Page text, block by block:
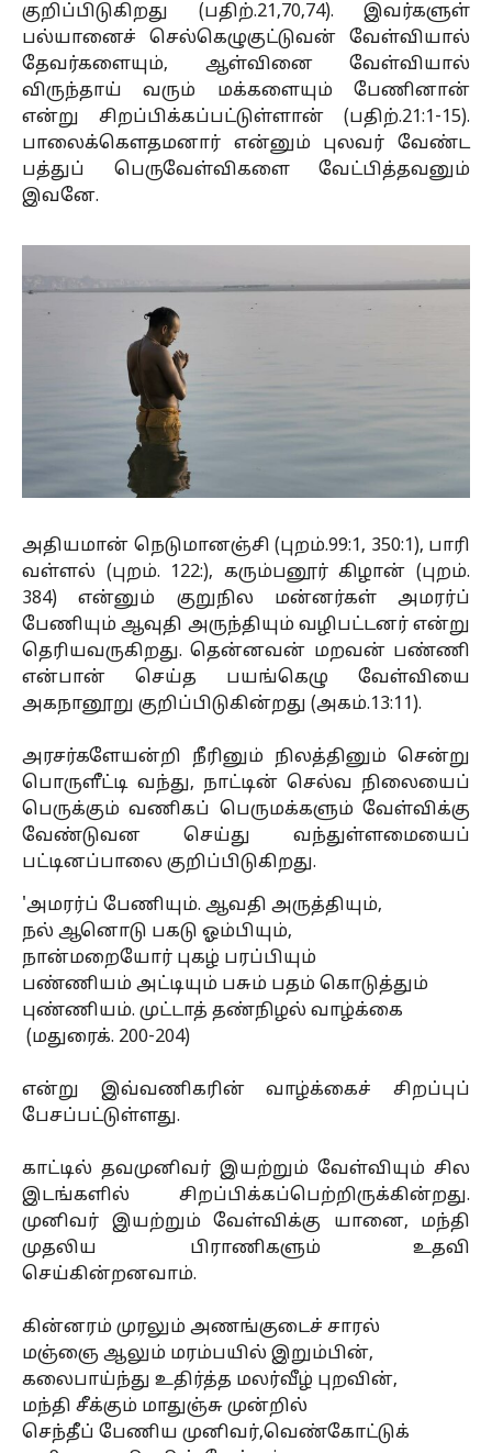
குறிப்பிடுகிறது (பதிற்.21,70,74). இவர்களுள்
பல்யானைச் செல்கெழுகுட்டுவன் வேள்வியால்
தேவர்களையும், ஆள்வினை வேள்வியால்
விருந்தாய் வரும் மக்களையும் பேணினான்
என்று சிறப்பிக்கப்பட்டுள்ளான் (பதிற்.21:1-15).
பாலைக்கெளதமனார் என்னும் புலவர் வேண்ட
பத்துப் பெருவேள்விகளை வேட்பித்தவனும்
இவனே.
அதியமான் நெடுமானஞ்சி (புறம்.99:1, 350:1), பாரி
வள்ளல் (புறம். 122:), கரும்பனூர் கிழான் (புறம்.
384) என்னும் குறுநில மன்னர்கள் அமரர்ப்
பேணியும் ஆவுதி அருந்தியும் வழிபட்டனர் என்று
தெரியவருகிறது. தென்னவன் மறவன் பண்ணி
என்பான் செய்த பயங்கெழு வேள்வியை
அகநானூறு குறிப்பிடுகின்றது (அகம்.13:11).
அரசர்களேயன்றி நீரினும் நிலத்தினும் சென்று
பொருளீட்டி வந்து, நாட்டின் செல்வ நிலையைப்
பெருக்கும் வணிகப் பெருமக்களும் வேள்விக்கு
வேண்டுவன செய்து வந்துள்ளமையைப்
பட்டினப்பாலை குறிப்பிடுகிறது.
'அமரர்ப் பேணியும். ஆவதி அருத்தியும்,
நல் ஆனொடு பகடு ஓம்பியும்,
நான்மறையோர் புகழ் பரப்பியும்
பண்ணியம் அட்டியும் பசும் பதம் கொடுத்தும்
புண்ணியம். முட்டாத் தண்நிழல் வாழ்க்கை
(மதுரைக். 200-204)
என்று இவ்வணிகரின் வாழ்க்கைச் சிறப்புப்
பேசப்பட்டுள்ளது.
காட்டில் தவமுனிவர் இயற்றும் வேள்வியும் சில
இடங்களில் சிறப்பிக்கப்பெற்றிருக்கின்றது.
முனிவர் இயற்றும் வேள்விக்கு யானை, மந்தி
முதலிய பிராணிகளும் உதவி
செய்கின்றனவாம்.
கின்னரம் முரலும் அணங்குடைச் சாரல்
மஞ்ஞை ஆலும் மரம்பயில் இறும்பின்,
கலைபாய்ந்து உதிர்த்த மலர்வீழ் புறவின்,
மந்தி சீக்கும் மாதுஞ்சு முன்றில்
செந்தீப் பேணிய முனிவர்,வெண்கோட்டுக்